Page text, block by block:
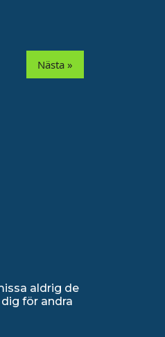
Nästa »
aldrig de
för andra